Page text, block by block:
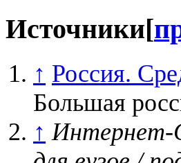
Источники[
↑ Россия.
Большая
↑ Интернет-